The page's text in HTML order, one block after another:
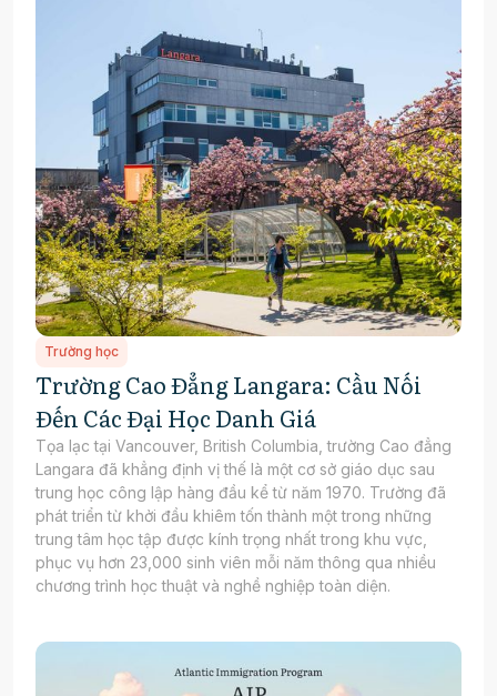
Trường học
Trường Cao Đẳng Langara: Cầu Nối
Đến Các Đại Học Danh Giá
Tọa lạc tại Vancouver, British Columbia, trường Cao đẳng
Langara đã khẳng định vị thế là một cơ sở giáo dục sau
trung học công lập hàng đầu kể từ năm 1970. Trường đã
phát triển từ khởi đầu khiêm tốn thành một trong những
trung tâm học tập được kính trọng nhất trong khu vực,
phục vụ hơn 23,000 sinh viên mỗi năm thông qua nhiều
chương trình học thuật và nghề nghiệp toàn diện.